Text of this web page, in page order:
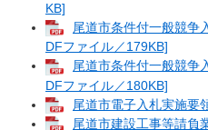
KB]
尾道市条件付一般競争
DFファイル／179KB]
尾道市条件付一般競争
DFファイル／180KB]
尾道市電子入札実施要
尾道市建設工事等請負